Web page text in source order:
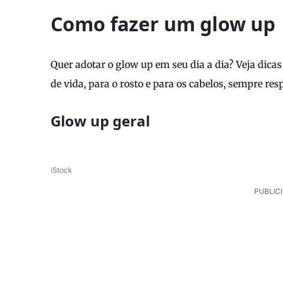
Como fazer um glow up
Quer adotar o glow up em seu dia a dia? Veja
de vida, para o rosto e para os cabelos, sempre
Glow up geral
iStock